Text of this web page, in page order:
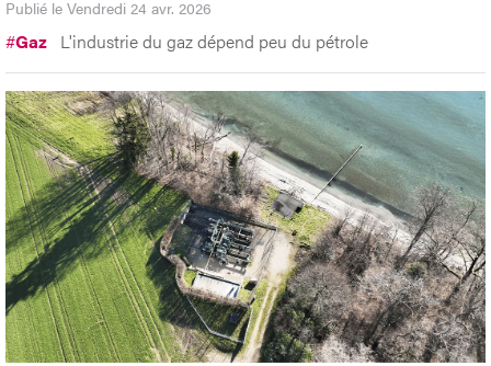
Publié le Vendredi 24 avr. 2026
#Gaz L'industrie du gaz dépend peu du pétrole